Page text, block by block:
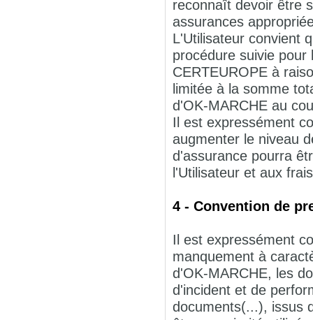
reconnaît devoir être
assurances
L'Utilisateur convient
procédure suivie
CERTEUROPE à
limitée à la somme
d'OK-MARCHE au
Il est expressément
augmenter le niveau
d'assurance pourra
l'Utilisateur et aux
4 - Convention de
Il est expressément
manquement à
d'OK-MARCHE, les
d'incident et de
documents(...), issus